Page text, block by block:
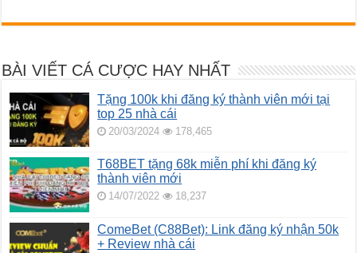
BÀI VIẾT CÁ CƯỢC HAY NHẤT
Tặng 100k khi đăng ký thành viên mới tại
top 25 nhà cái
20/03/2024 178,465
T68BET tặng 68k miễn phí khi đăng ký
thành viên mới
14/07/2022 18,237
ComeBet (C88Bet): Link đăng ký nhận 50k
+ Review nhà cái